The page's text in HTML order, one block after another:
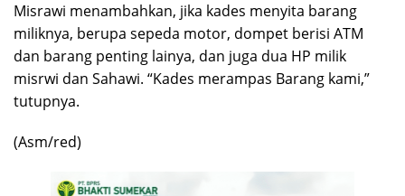
Misrawi menambahkan, jika kades menyita barang
miliknya, berupa sepeda motor, dompet berisi ATM
dan barang penting lainya, dan juga dua HP milik
misrwi dan Sahawi. “Kades merampas Barang kami,”
tutupnya.
(Asm/red)